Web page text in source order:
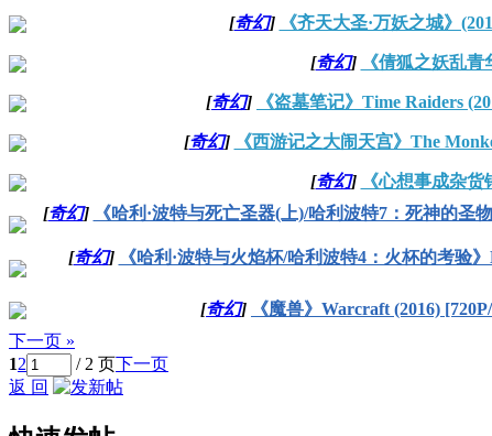
[奇幻] 《齐天大圣·万妖之城》
[奇幻] 《倩狐之妖乱
[奇幻] 《盗墓笔记》Time Raiders
[奇幻] 《西游记之大闹天宫》The
[奇幻] 《心想事成杂
[奇幻]
《哈利·波特与死亡圣器(上)/哈利波特7：死神的圣
[奇幻]
《哈利·波特与火焰杯/哈利波特4：火杯的考验
[奇幻] 《魔兽》Warcraft (2016)
下一页 »
12 / 2 页下一页
返 回